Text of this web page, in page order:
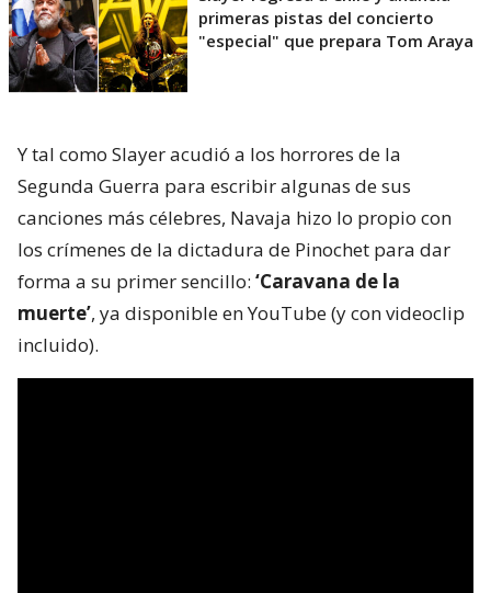
primeras pistas del concierto
"especial" que prepara Tom Araya
Y tal como Slayer acudió a los horrores de la
Segunda Guerra para escribir algunas de sus
canciones más célebres, Navaja hizo lo propio con
los crímenes de la dictadura de Pinochet para dar
forma a su primer sencillo: ‘Caravana de la
muerte’, ya disponible en YouTube (y con videoclip
incluido).